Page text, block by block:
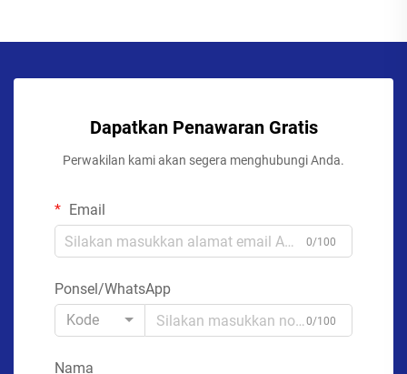
Dapatkan Penawaran Gratis
Perwakilan kami akan segera menghubungi Anda.
Email
0/100
Ponsel/WhatsApp
Kode
0/100
Nama